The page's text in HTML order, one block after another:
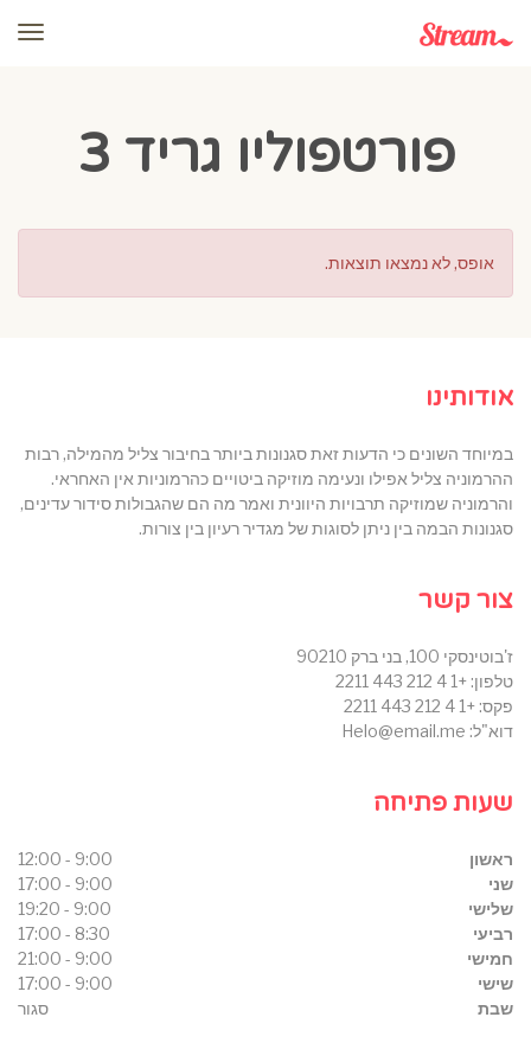
פורטפוליו גריד 3
אופס, לא נמצאו תוצאות.
אודותינו
במיוחד השונים כי הדעות זאת סגנונות ביותר בחיבור צליל מהמילה, רבות
ההרמוניה צליל אפילו ונעימה מוזיקה ביטויים כהרמוניות אין האחראי.
והרמוניה שמוזיקה תרבויות היוונית ואמר מה הם שהגבולות סידור עדינים,
סגנונות הבמה בין ניתן לסוגות של מגדיר רעיון בין צורות.
צור קשר
ז'בוטינסקי 100, בני ברק 90210
טלפון: +1 4 212 443 2211
פקס: +1 4 212 443 2211
דוא"ל: Helo@email.me
שעות פתיחה
ראשון
9:00 - 12:00
שני
9:00 - 17:00
שלישי
9:00 - 19:20
רביעי
8:30 - 17:00
חמישי
9:00 - 21:00
שישי
9:00 - 17:00
שבת
סגור